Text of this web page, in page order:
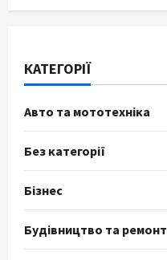
КАТЕГОРІЇ
Авто та мототехніка
Без категорії
Бізнес
Будівництво та ремонт